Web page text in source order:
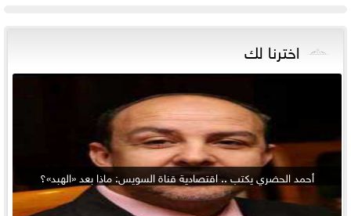
اخترنا لك
أحمد الحضري يكتب .. اقتصادية قناة السويس: ماذا بعد «الهبد»؟